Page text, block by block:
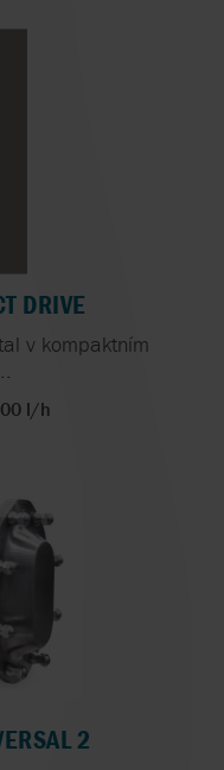
DRIVE
v kompaktním
l/h
2